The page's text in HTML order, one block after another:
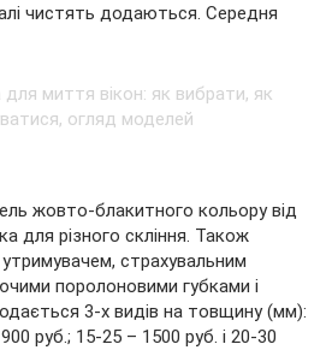
чистять додаються. Середня
жовто-блакитного кольору від
для різного скління. Також
страхувальним
поролоновими губками і
3-х видів на товщину (мм):
руб.; 15-25 – 1500 руб. і 20-30